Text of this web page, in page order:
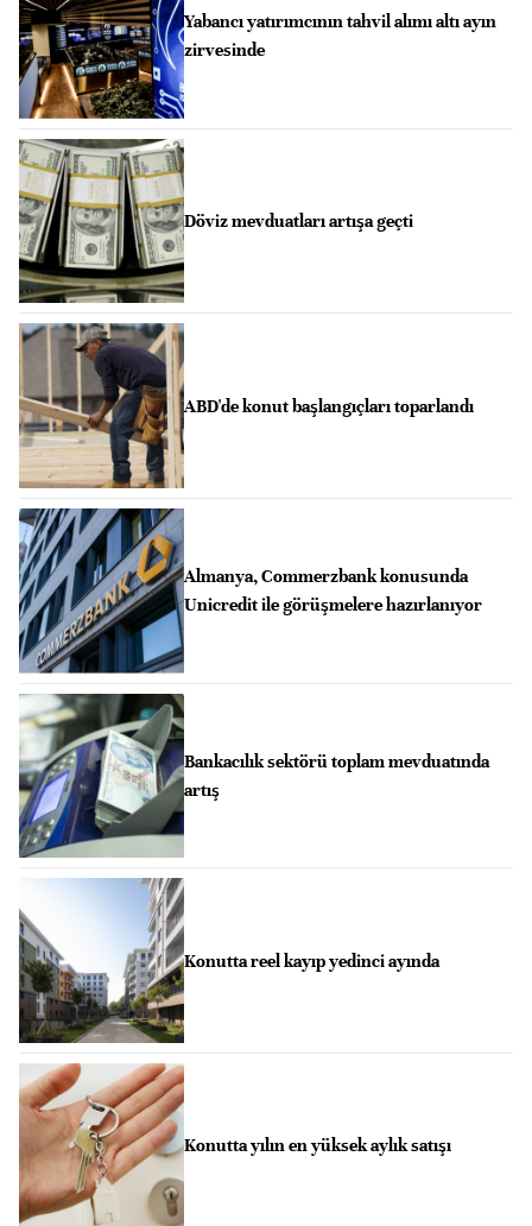
Yabancı yatırımcının tahvil alımı altı ayın
zirvesinde
Döviz mevduatları artışa geçti
ABD'de konut başlangıçları toparlandı
Almanya, Commerzbank konusunda
Unicredit ile görüşmelere hazırlanıyor
Bankacılık sektörü toplam mevduatında
artış
Konutta reel kayıp yedinci ayında
Konutta yılın en yüksek aylık satışı